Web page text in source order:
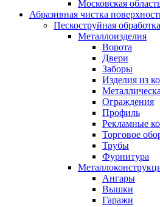
Московская
Абразивная чистка
Пескоструйная обработка
Металлоизделия
Ворота
Двери
Заборы
Изделия из
Ограждения
Профиль
Рекламные
Торговое
Трубы
Фурнитура
Ангары
Вышки
Гаражи